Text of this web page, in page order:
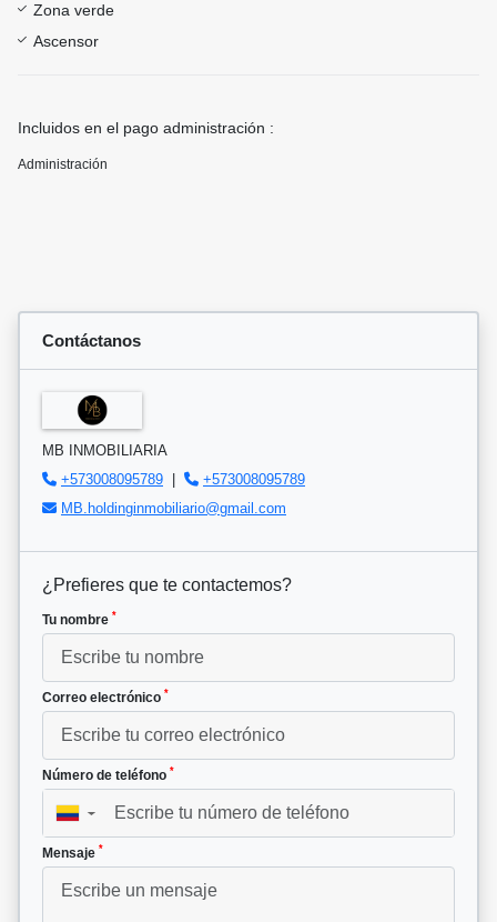
Zona verde
Ascensor
Incluidos en el pago administración :
Administración
Contáctanos
MB INMOBILIARIA
+573008095789 |
+573008095789
MB.holdinginmobiliario@gmail.com
¿Prefieres que te contactemos?
Tu nombre *
Correo electrónico *
Número de teléfono *
▼
Mensaje *